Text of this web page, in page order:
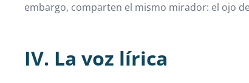
embargo, comparten el mismo mirador: el ojo
IV. La voz lírica